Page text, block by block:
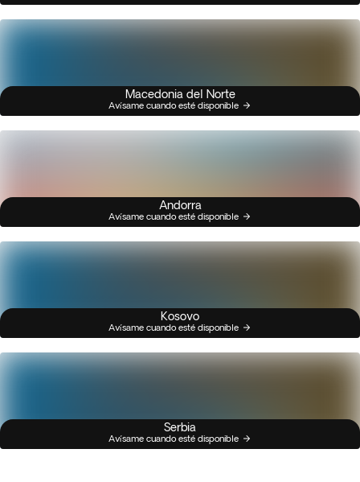
Macedonia del Norte
Avísame cuando esté disponible
Andorra
Avísame cuando esté disponible
Kosovo
Avísame cuando esté disponible
Serbia
Avísame cuando esté disponible